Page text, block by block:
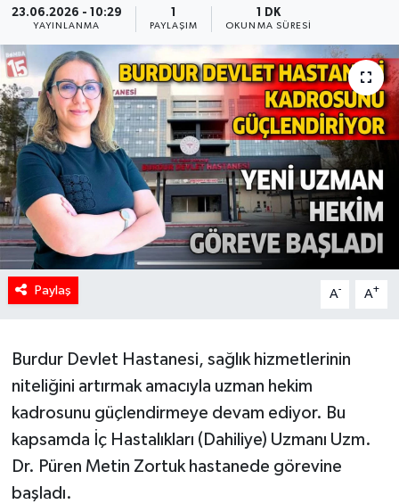
23.06.2026 - 10:29
YAYINLANMA
1
PAYLAŞIM
1 DK
OKUNMA SÜRESI
Paylaş A- A+
Burdur Devlet Hastanesi, sağlık hizmetlerinin
niteliğini artırmak amacıyla uzman hekim
kadrosunu güçlendirmeye devam ediyor. Bu
kapsamda İç Hastalıkları (Dahiliye) Uzmanı Uzm.
Dr. Püren Metin Zortuk hastanede görevine
başladı.